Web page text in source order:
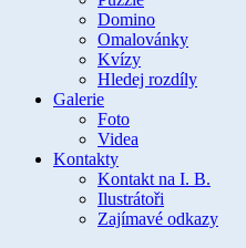
Domino
Omalovánky
Kvízy
Hledej rozdíly
Galerie
Foto
Videa
Kontakty
Kontakt na I. B.
Ilustrátoři
Zajímavé odkazy